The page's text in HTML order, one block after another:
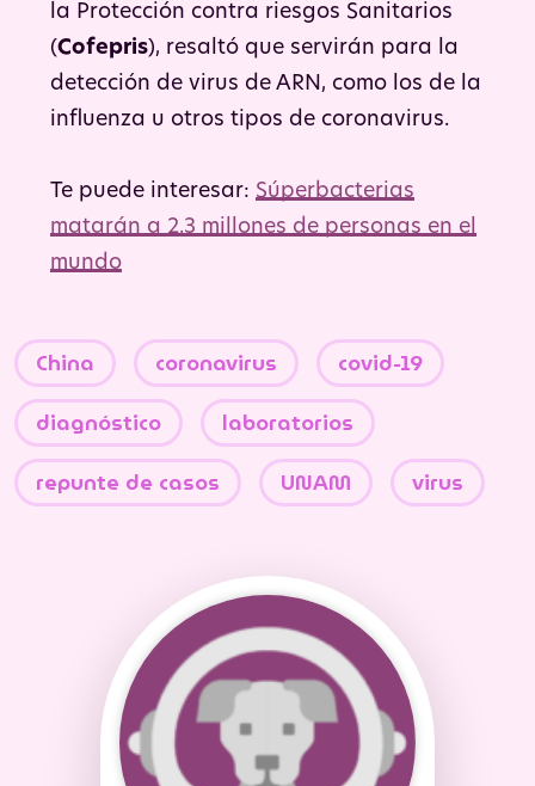
la Protección contra riesgos Sanitarios
(Cofepris), resaltó que servirán para la
detección de virus de ARN, como los de la
influenza u otros tipos de coronavirus.
Te puede interesar: Súperbacterias
matarán a 2.3 millones de personas en el
mundo
China coronavirus
covid-19
diagnóstico
laboratorios
repunte de casos
UNAM virus